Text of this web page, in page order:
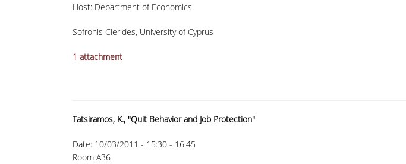
Host: Department of Economics
Sofronis Clerides, University of Cyprus
1 attachment
Tatsiramos, K., "Quit Behavior and Job Protection"
Date: 10/03/2011 - 15:30 - 16:45
Room A36